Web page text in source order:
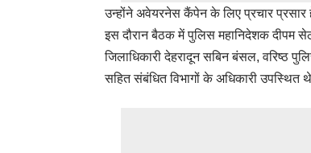
उन्होंने अवेयरनेस कैंपेन के लिए प्रचार प्रसार
इस दौरान बैठक में पुलिस महानिदेशक दीपम
जिलाधिकारी देहरादून सबिन बंसल, वरिष्ठ
सहित संबंधित विभागों के अधिकारी उपस्थित